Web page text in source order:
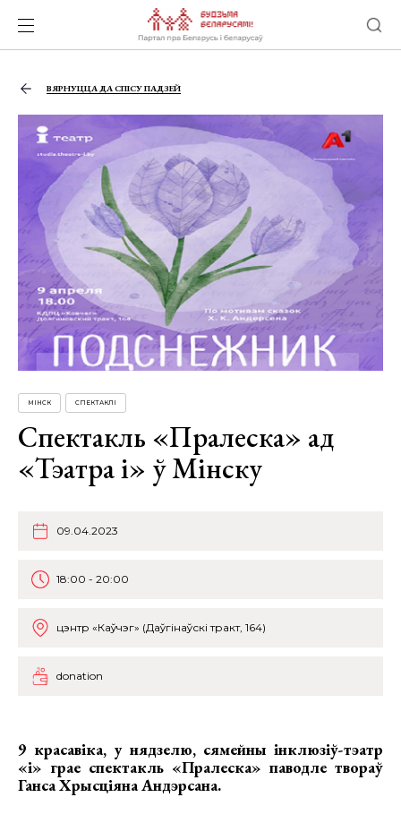
ВЯРНУЦЦА ДА СПІСУ ПАДЗЕЙ
МІНСК СПЕКТАКЛІ
Спектакль «Пралеска» ад
«Тэатра і» ў Мінску
09.04.2023
18:00 - 20:00
цэнтр «Каўчэг» (Даўгінаўскі тракт, 164)
donation
9 красавіка, у нядзелю, сямейны інклюзіў-тэатр
«і» грае спектакль «Пралеска» паводле твораў
Ганса Хрысціяна Андэрсана.